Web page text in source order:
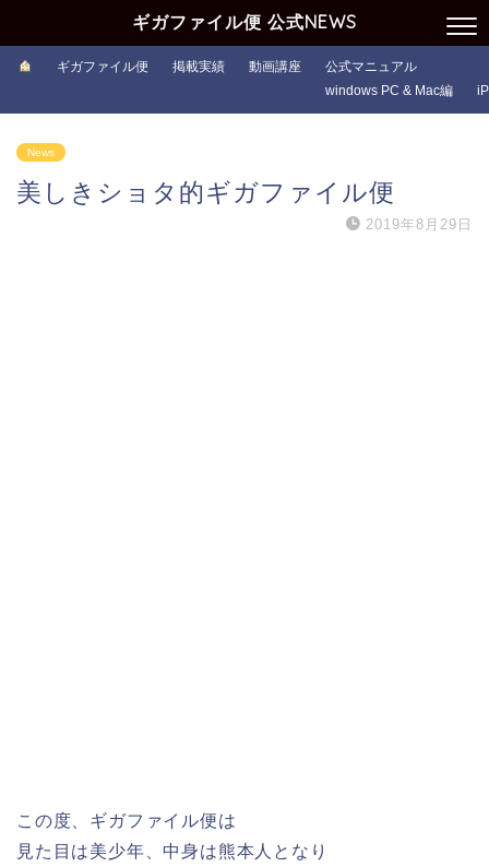
ギガファイル便 公式NEWS
ギガファイル便 掲載実績 動画講座
公式マニュアル
windows PC & Mac編
News
美しきショタ的ギガファイル便
2019年8月29日
この度、ギガファイル便は
見た目は美少年、中身は熊本人となり